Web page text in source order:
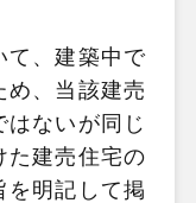
て、建築中で
め、当該建売
はないが同じ
た建売住宅の
を明記して掲